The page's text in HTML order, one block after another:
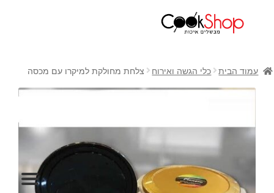
חנות
כלי בישול
כלי הגשה ואירוח
מוצרי חשמל למטבח
גאדג'טס וכלי מטבח
אחסון למטבח
עמוד הבית כלי הגשה ואירוח צלחת מחולקת למיקרו עם מכסה